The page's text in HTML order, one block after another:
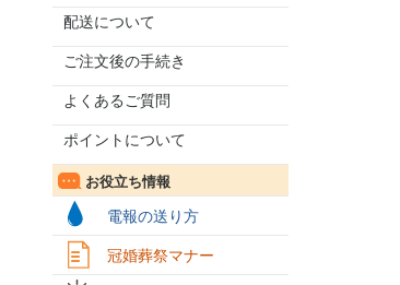
配送について
ご注文後の手続き
よくあるご質問
ポイントについて
お役立ち情報
電報の送り方
冠婚葬祭マナー